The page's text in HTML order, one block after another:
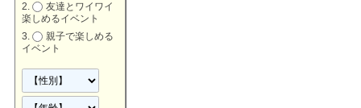
友達とワイワイ
楽しめるイベント
親子で楽しめる
イベント